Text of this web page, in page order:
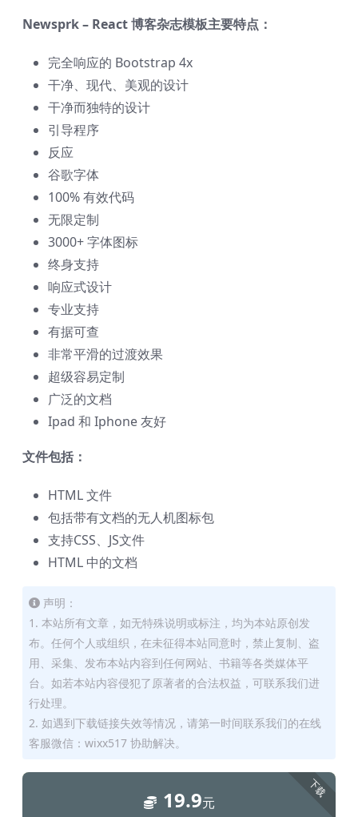
Newsprk – React 博客杂志模板主要特点：
完全响应的 Bootstrap 4x
干净、现代、美观的设计
干净而独特的设计
引导程序
反应
谷歌字体
100% 有效代码
无限定制
3000+ 字体图标
终身支持
响应式设计
专业支持
有据可查
非常平滑的过渡效果
超级容易定制
广泛的文档
Ipad 和 Iphone 友好
文件包括：
HTML 文件
包括带有文档的无人机图标包
支持CSS、JS文件
HTML 中的文档
声明：
1. 本站所有文章，如无特殊说明或标注，均为本站原创发
布。任何个人或组织，在未征得本站同意时，禁止复制、盗
用、采集、发布本站内容到任何网站、书籍等各类媒体平
台。如若本站内容侵犯了原著者的合法权益，可联系我们进
行处理。
2. 如遇到下载链接失效等情况，请第一时间联系我们的在线
客服微信：wixx517 协助解决。
下载
19.9元